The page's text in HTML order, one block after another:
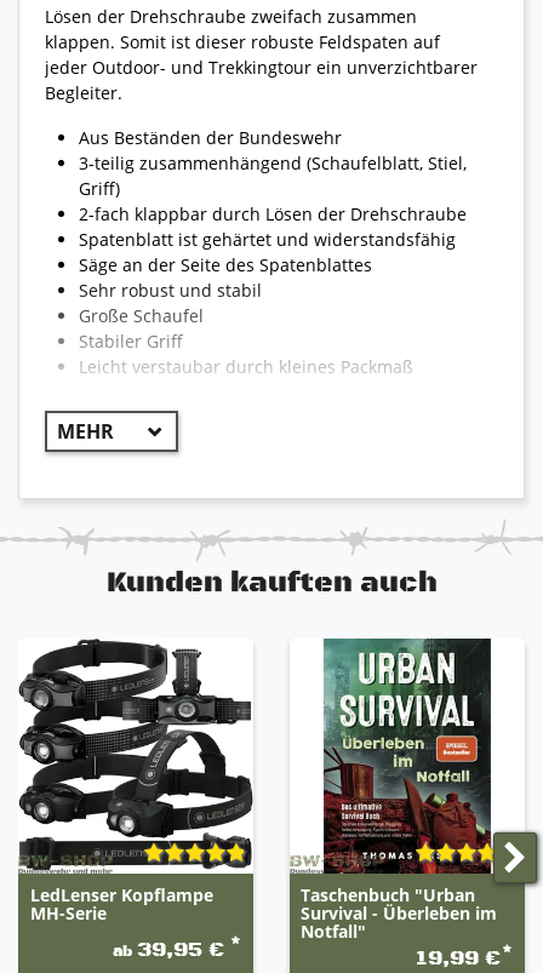
Lösen der Drehschraube zweifach zusammen
klappen. Somit ist dieser robuste Feldspaten auf
jeder Outdoor- und Trekkingtour ein unverzichtbarer
Begleiter.
Aus Beständen der Bundeswehr
3-teilig zusammenhängend (Schaufelblatt, Stiel,
Griff)
2-fach klappbar durch Lösen der Drehschraube
Spatenblatt ist gehärtet und widerstandsfähig
Säge an der Seite des Spatenblattes
Sehr robust und stabil
Große Schaufel
Stabiler Griff
Leicht verstaubar durch kleines Packmaß
Kunden kauften auch
LedLenser Kopflampe
MH-Serie
ab39,95 € *
Taschenbuch "Urban
Survival - Überleben im
Notfall"
19,99 €*